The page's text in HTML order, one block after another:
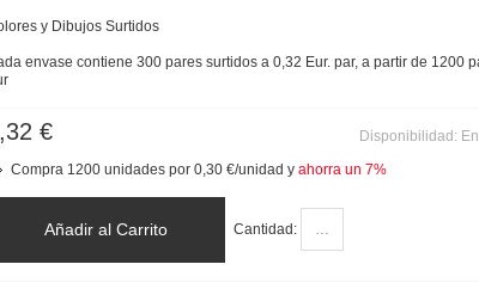
y Dibujos Surtidos
envase contiene 300 pares surtidos a 0,32 Eur. par, a partir de 1200
Disponibilidad:
€
Compra 1200 unidades por 0,30 €/unidad y ahorra un 7%
Cantidad:
Añadir al Carrito